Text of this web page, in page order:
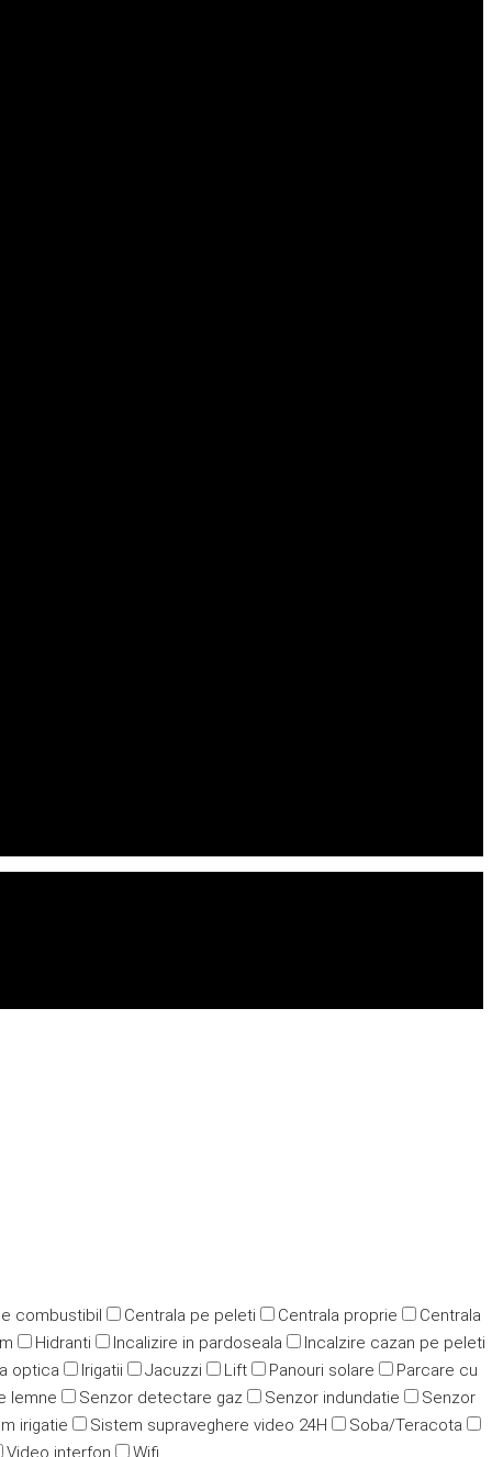
combustibil Centrala pe peleti Centrala proprie
Centrala
Hidranti Incalizire in pardoseala
Incalzire cazan pe peleti
optica Irigatii Jacuzzi Lift Panouri solare
Parcare cu
lemne Senzor detectare gaz Senzor indundatie
Senzor
irigatie Sistem supraveghere video 24H
Soba/Teracota
Video interfon Wifi